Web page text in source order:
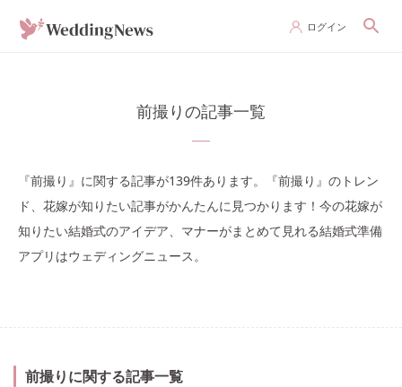
ログイン
前撮りの記事一覧
『前撮り』に関する記事が139件あります。『前撮り』のトレン
ド、花嫁が知りたい記事がかんたんに見つかります！今の花嫁が
知りたい結婚式のアイデア、マナーがまとめて見れる結婚式準備
アプリはウェディングニュース。
前撮りに関する記事一覧